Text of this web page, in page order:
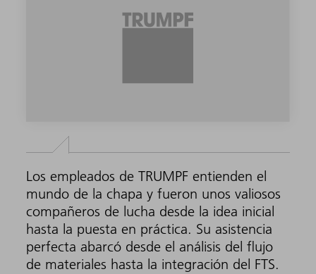
Los empleados de TRUMPF entienden el
mundo de la chapa y fueron unos valiosos
compañeros de lucha desde la idea inicial
hasta la puesta en práctica. Su asistencia
perfecta abarcó desde el análisis del flujo
de materiales hasta la integración del FTS.